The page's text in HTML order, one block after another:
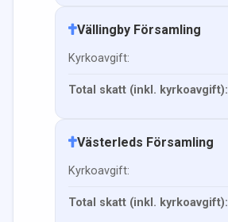
Vällingby Församling
Kyrkoavgift:
Total skatt (inkl. kyrkoavgift):
Västerleds Församling
Kyrkoavgift:
Total skatt (inkl. kyrkoavgift):